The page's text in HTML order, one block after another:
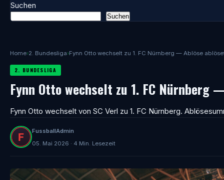
Home›2. Bundesliga›Fynn Otto wechselt zu 1. FC Nürnberg — Ablöse
2. BUNDESLIGA
Fynn Otto wechselt zu 1. FC Nürnberg
Fynn Otto wechselt von SC Verl zu 1. FC Nürnberg.
FussballAdmin
05. Mai 2026 · 4 Min. Lesezeit
Suchen
Suchen